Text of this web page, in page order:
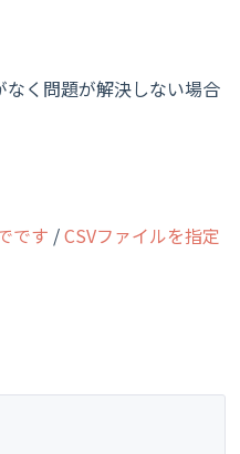
く問題が解決しない場合
です /CSVファイルを指定